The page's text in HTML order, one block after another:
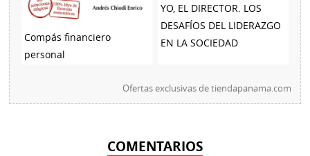
Compás financiero
personal
YO, EL DIRECTOR. LOS
DESAFÍOS DEL LIDERAZGO
EN LA SOCIEDAD
Ofertas exclusivas detiendapanama.com
COMENTARIOS